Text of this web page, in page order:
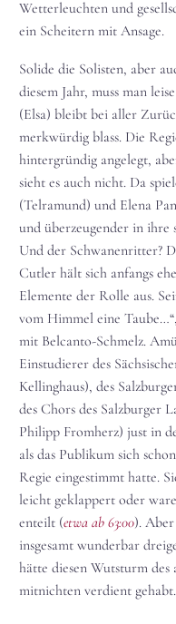
Wetterleuchten und
ein Scheitern mit Ansage.
Solide die Solisten, aber
diesem Jahr, muss man
(Elsa) bleibt bei aller
merkwürdig blass. Die
hintergründig angelegt,
sieht es auch nicht. Da
(Telramund) und Elena
und überzeugender in ihre
Und der Schwanenritter?
Cutler hält sich anfangs
Elemente der Rolle aus.
vom Himmel eine Taube…“,
mit Belcanto-Schmelz.
Einstudierer des
Kellinghaus), des
des Chors des Salzburger
Philipp Fromherz) just in
als das Publikum sich
Regie eingestimmt hatte.
leicht geklappert oder
enteilt (etwa ab 63:00). Aber
insgesamt wunderbar
hätte diesen Wutsturm des
mitnichten verdient gehabt.